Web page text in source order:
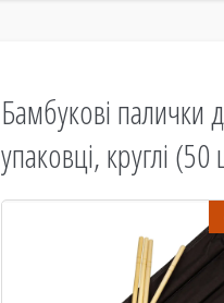
Бамбукові палички
упаковці, круглі